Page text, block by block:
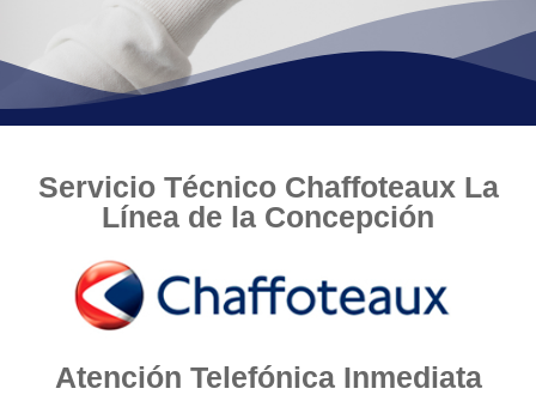
Servicio Técnico Chaffoteaux La
Línea de la Concepción
Atención Telefónica Inmediata